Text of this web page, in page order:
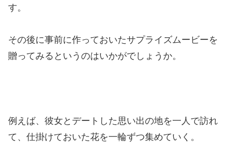
す。
その後に事前に作っておいたサプライズムービーを
贈ってみるというのはいかがでしょうか。
例えば、彼女とデートした思い出の地を一人で訪れ
て、仕掛けておいた花を一輪ずつ集めていく。